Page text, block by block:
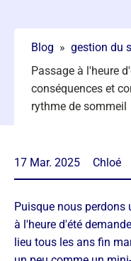
Blog » gestion du
Passage à l'heure
conséquences et
rythme de sommeil
17 Mar. 2025 Chloé
Puisque nous perdons
à l'heure d'été
lieu tous les ans fin